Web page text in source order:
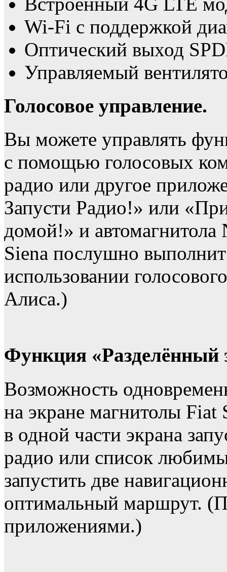
Wi-Fi с поддержкой
Оптический выход
Управляемый
Голосовое управление.
Вы можете управлять
с помощью голосовых
радио или другое
Запусти Радио!» или
домой!» и
Siena послушно
использовании
Алиса.)
Функция «Разделённый
Возможность
на экране магнитолы
в одной части экрана
радио или список
запустить две
оптимальный маршрут.
приложениями.)